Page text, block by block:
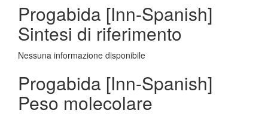
Progabida [Inn-Spanish]
Sintesi di riferimento
Nessuna informazione disponibile
Progabida [Inn-Spanish]
Peso molecolare